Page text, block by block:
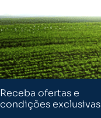
Receba ofertas e
condições exclusivas